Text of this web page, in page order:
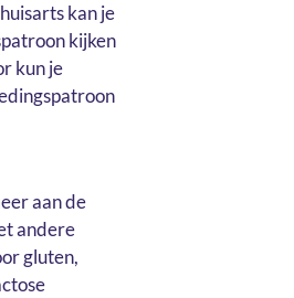
kan je
kijken
kun je
aan de
andere
gluten,